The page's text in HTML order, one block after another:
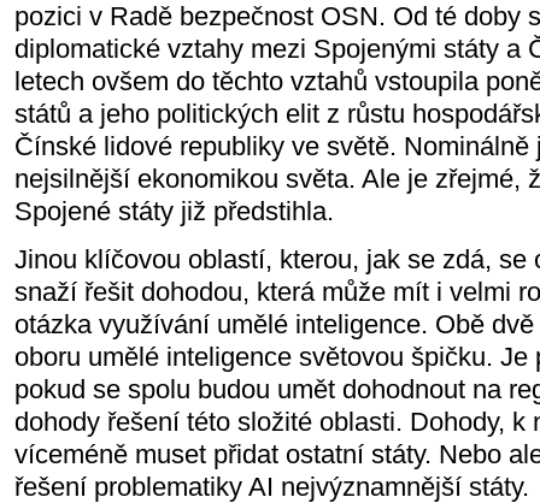
pozici v Radě bezpečnost OSN. Od té doby
diplomatické vztahy mezi Spojenými státy a
letech ovšem do těchto vztahů vstoupila
států a jeho politických elit z růstu
Čínské lidové republiky ve světě.
nejsilnější ekonomikou světa. Ale je zřejmé,
Spojené státy již předstihla.
Jinou klíčovou oblastí, kterou, jak se zdá,
snaží řešit dohodou, která může mít i velmi
otázka využívání umělé inteligence. Obě
oboru umělé inteligence světovou špičku. Je
pokud se spolu budou umět dohodnout na
dohody řešení této složité oblasti. Dohody, k
víceméně muset přidat ostatní státy. Nebo
řešení problematiky AI nejvýznamnější státy.